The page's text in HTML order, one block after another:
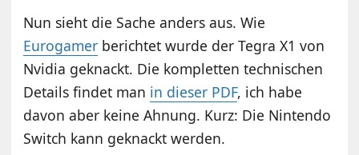
Nun sieht die Sache anders aus. Wie
Eurogamer berichtet wurde der Tegra X1 von
Nvidia geknackt. Die kompletten technischen
Details findet man in dieser PDF, ich habe
davon aber keine Ahnung. Kurz: Die Nintendo
Switch kann geknackt werden.